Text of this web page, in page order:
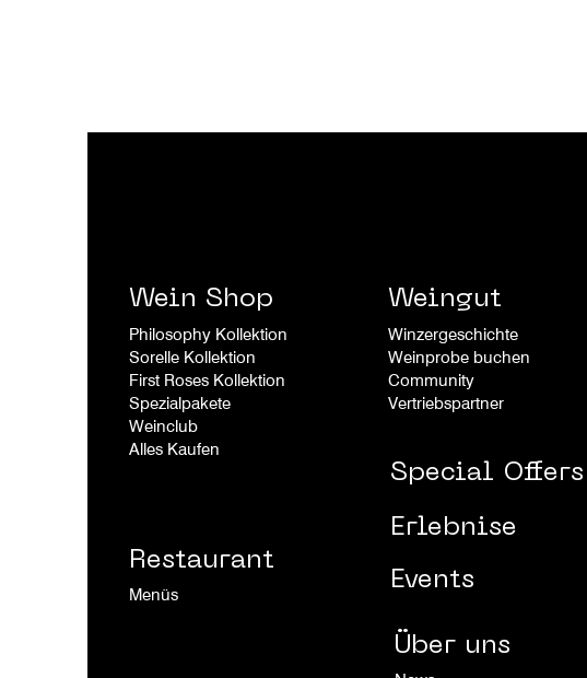
Wein Shop
Philosophy Kollektion
Sorelle Kollektion
First Roses Kollektion
Spezialpakete
Weinclub
Alles Kaufen
Restaurant
Menüs
Weingut
Winzergeschichte
Weinprobe buchen
Community
Vertriebspartner
Special Offers
Erlebnise
Events
Über uns